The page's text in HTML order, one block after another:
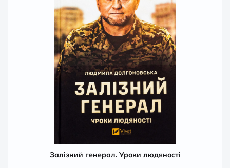
Залізний генерал. Уроки людяності